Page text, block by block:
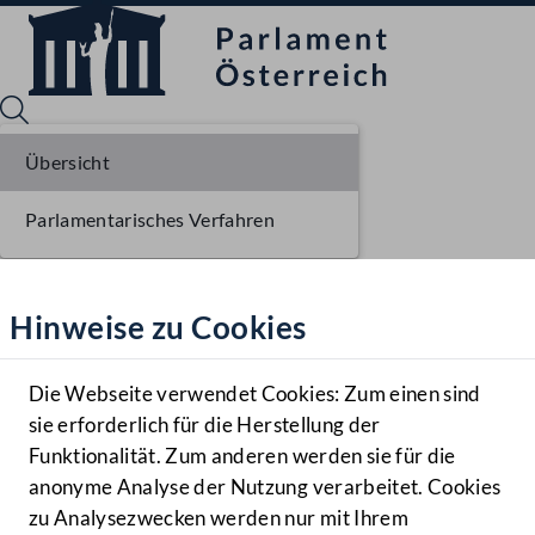
Hilfe
Benutzer
Navigationsmenü öffnen
MENÜ
Hinweise zu Cookies
Die Webseite verwendet Cookies: Zum einen sind
sie erforderlich für die Herstellung der
Funktionalität. Zum anderen werden sie für die
anonyme Analyse der Nutzung verarbeitet. Cookies
zu Analysezwecken werden nur mit Ihrem
Übersicht
Parlamentarisches Verfahren